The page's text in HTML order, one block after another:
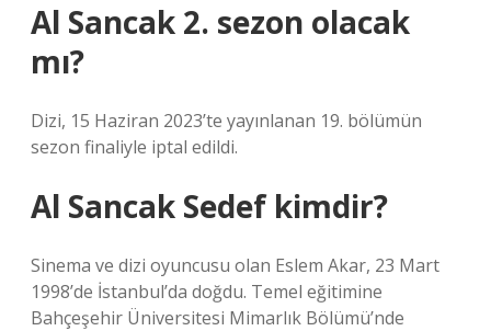
Al Sancak 2. sezon olacak
mı?
Dizi, 15 Haziran 2023’te yayınlanan 19. bölümün
sezon finaliyle iptal edildi.
Al Sancak Sedef kimdir?
Sinema ve dizi oyuncusu olan Eslem Akar, 23 Mart
1998’de İstanbul’da doğdu. Temel eğitimine
Bahçeşehir Üniversitesi Mimarlık Bölümü’nde